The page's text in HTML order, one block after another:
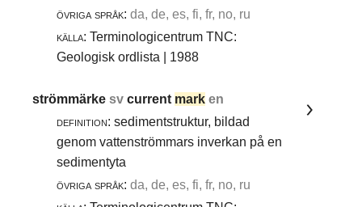
övriga språk: da, de, es, fi, fr, no, ru
källa: Terminologicentrum TNC:
Geologisk ordlista | 1988
strömmärkesvcurrent mark en
definition: sedimentstruktur, bildad
genom vattenströmmars inverkan på en
sedimentyta
övriga språk: da, de, es, fi, fr, no, ru